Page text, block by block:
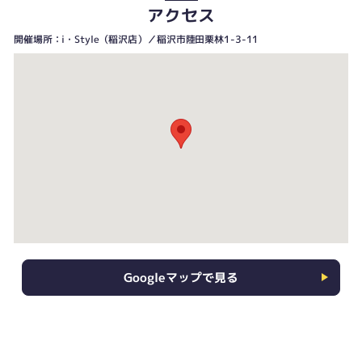
アクセス
開催場所：i・Style（稲沢店）／稲沢市陸田栗林1-3-11
Googleマップで見る